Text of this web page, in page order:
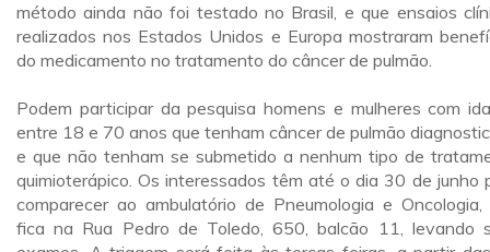
método ainda não foi testado no Brasil, e que ensaios
realizados nos Estados Unidos e Europa mostraram
do medicamento no tratamento do câncer de pulmão.
Podem participar da pesquisa homens e mulheres com
entre 18 e 70 anos que tenham câncer de pulmão
e que não tenham se submetido a nenhum tipo de
quimioterápico. Os interessados têm até o dia 30 de junho
comparecer ao ambulatório de Pneumologia e Oncologia,
fica na Rua Pedro de Toledo, 650, balcão 11, levando